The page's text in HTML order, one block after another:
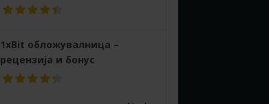
1xBit обложувалница –
рецензија и бонус